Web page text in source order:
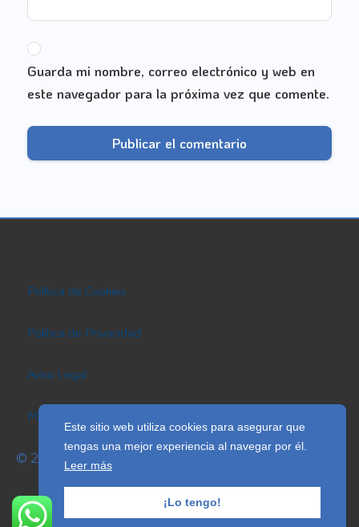
Guarda mi nombre, correo electrónico y web en
este navegador para la próxima vez que comente.
Política de Cookies
Política de Privacidad
Aviso Legal
Más información sobre las Cookies
© 2026 EmprendimientoDigital360 · Todos los derechos
Este sitio web utiliza cookies para asegurar que
tengas una mejor experiencia al navegar por él.
Leer más
¡Lo tengo!